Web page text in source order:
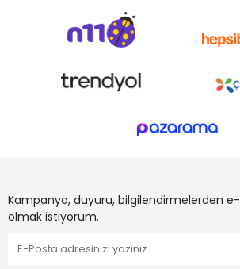
Kampanya, duyuru, bilgilendirmelerden
olmak istiyorum.